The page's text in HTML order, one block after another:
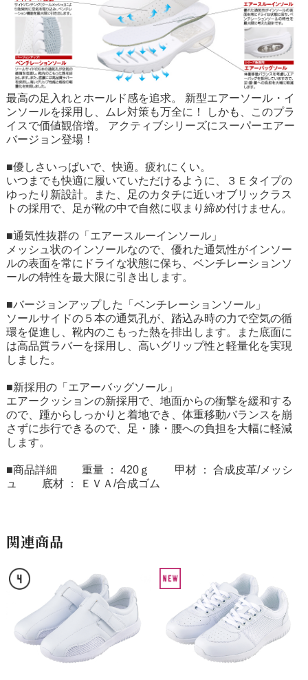
最高の足入れとホールド感を追求。 新型エアーソール・イ
ンソールを採用し、ムレ対策も万全に！ しかも、このプラ
イスで価値観倍増。 アクティブシリーズにスーパーエアー
バージョン登場！
■優しさいっぱいで、快適。疲れにくい。
いつまでも快適に履いていただけるように、３Ｅタイプの
ゆったり新設計。また、足のカタチに近いオブリックラス
トの採用で、足が靴の中で自然に収まり締め付けません。
■通気性抜群の「エアースルーインソール」
メッシュ状のインソールなので、優れた通気性がインソー
ルの表面を常にドライな状態に保ち、ベンチレーションソ
ールの特性を最大限に引き出します。
■バージョンアップした「ベンチレーションソール」
ソールサイドの５本の通気孔が、踏込み時の力で空気の循
環を促進し、靴内のこもった熱を排出します。また底面に
は高品質ラバーを採用し、高いグリップ性と軽量化を実現
しました。
■新採用の「エアーバッグソール」
エアークッションの新採用で、地面からの衝撃を緩和する
ので、踵からしっかりと着地でき、体重移動バランスを崩
さずに歩行できるので、足・膝・腰への負担を大幅に軽減
します。
■商品詳細 重量 ： 420ｇ 甲材 ： 合成皮革/メッシ
ュ 底材 ： ＥＶＡ/合成ゴム
関連商品